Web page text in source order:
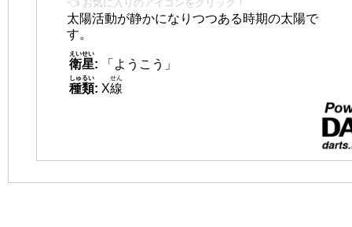
👈 お気に入りのアイコンをクリック！
太陽活動が静かになりつつある時期の太陽で
す。
衛星
えいせい
:
「ようこう」
種類
しゅるい
: X線
せん